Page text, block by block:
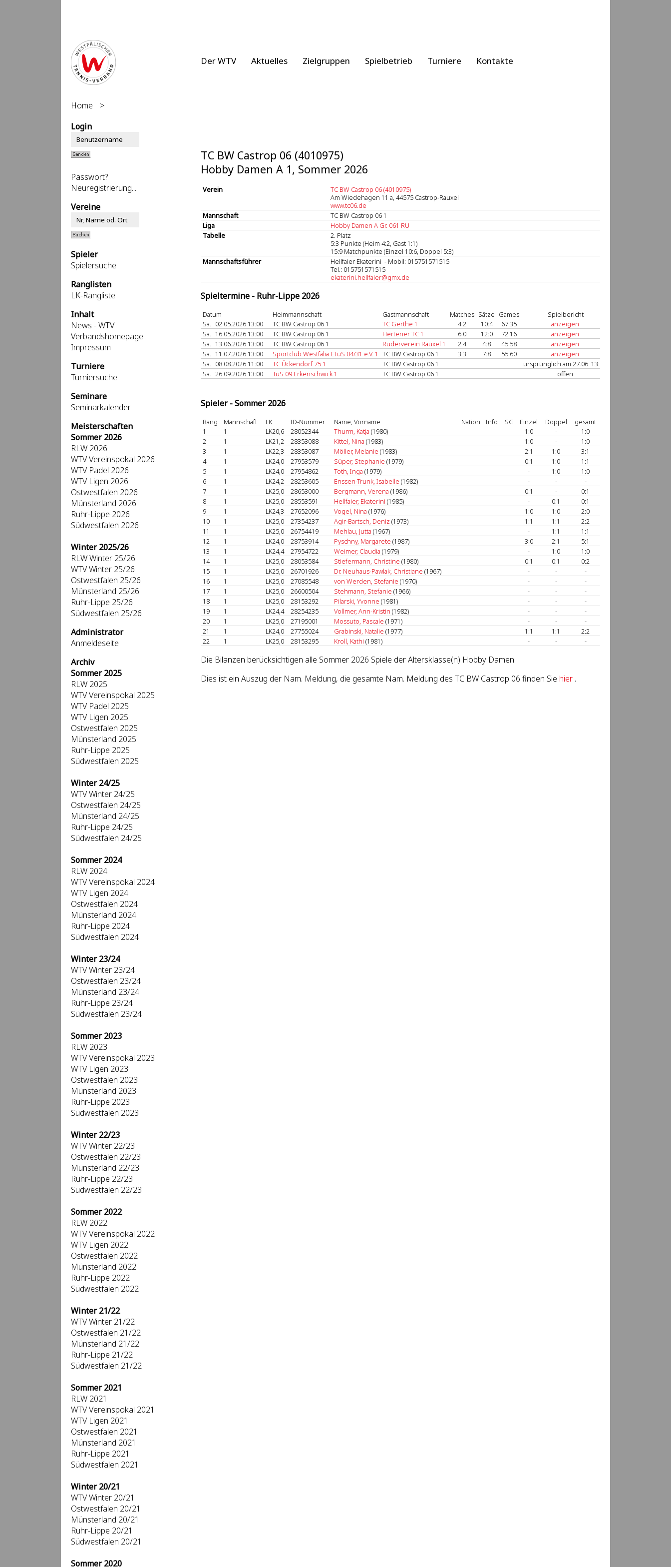
Der WTV Aktuelles Zielgruppen Spielbetrieb Turniere Kontakte
Home
>
Login
Passwort?
Neuregistrierung...
Vereine
Spieler
Spielersuche
Ranglisten
LK-Rangliste
Inhalt
News - WTV
Verbandshomepage
Impressum
Turniere
Turniersuche
Seminare
Seminarkalender
Meisterschaften
Sommer 2026
RLW 2026
WTV Vereinspokal 2026
WTV Padel 2026
WTV Ligen 2026
Ostwestfalen 2026
Münsterland 2026
Ruhr-Lippe 2026
Südwestfalen 2026
Winter 2025/26
RLW Winter 25/26
WTV Winter 25/26
Ostwestfalen 25/26
Münsterland 25/26
Ruhr-Lippe 25/26
Südwestfalen 25/26
Administrator
Anmeldeseite
Archiv
Sommer 2025
RLW 2025
WTV Vereinspokal 2025
WTV Padel 2025
WTV Ligen 2025
Ostwestfalen 2025
Münsterland 2025
Ruhr-Lippe 2025
Südwestfalen 2025
Winter 24/25
WTV Winter 24/25
Ostwestfalen 24/25
Münsterland 24/25
Ruhr-Lippe 24/25
Südwestfalen 24/25
Sommer 2024
RLW 2024
WTV Vereinspokal 2024
WTV Ligen 2024
Ostwestfalen 2024
Münsterland 2024
Ruhr-Lippe 2024
Südwestfalen 2024
Winter 23/24
WTV Winter 23/24
Ostwestfalen 23/24
Münsterland 23/24
Ruhr-Lippe 23/24
Südwestfalen 23/24
Sommer 2023
RLW 2023
WTV Vereinspokal 2023
WTV Ligen 2023
Ostwestfalen 2023
Münsterland 2023
Ruhr-Lippe 2023
Südwestfalen 2023
Winter 22/23
WTV Winter 22/23
Ostwestfalen 22/23
Münsterland 22/23
Ruhr-Lippe 22/23
Südwestfalen 22/23
Sommer 2022
RLW 2022
WTV Vereinspokal 2022
WTV Ligen 2022
Ostwestfalen 2022
Münsterland 2022
Ruhr-Lippe 2022
Südwestfalen 2022
Winter 21/22
WTV Winter 21/22
Ostwestfalen 21/22
Münsterland 21/22
Ruhr-Lippe 21/22
Südwestfalen 21/22
Sommer 2021
RLW 2021
WTV Vereinspokal 2021
WTV Ligen 2021
Ostwestfalen 2021
Münsterland 2021
Ruhr-Lippe 2021
Südwestfalen 2021
Winter 20/21
WTV Winter 20/21
Ostwestfalen 20/21
Münsterland 20/21
Ruhr-Lippe 20/21
Südwestfalen 20/21
Sommer 2020
TC BW Castrop 06 (4010975)
Hobby Damen A 1, Sommer 2026
Verein
TC BW Castrop 06 (4010975)
Am Wiedehagen 11 a, 44575 Castrop-Rauxel
www.tc06.de
Mannschaft
TC BW Castrop 06 1
Liga
Hobby Damen A Gr. 061 RU
Tabelle
2. Platz
5:3 Punkte (Heim 4:2, Gast 1:1)
15:9 Matchpunkte (Einzel 10:6, Doppel 5:3)
Mannschaftsführer
Hellfaier Ekaterini - Mobil: 015751571515
Tel.: 015751571515
ekaterini.hellfaier@gmx.de
Spieltermine - Ruhr-Lippe 2026
Datum Heimmannschaft Gastmannschaft Matches Sätze Games
Spielbericht
Sa. 02.05.2026 13:00 TC BW Castrop 06 1 TC Gerthe 1 4:2 10:4 67:35
anzeigen
Sa. 16.05.2026 13:00 TC BW Castrop 06 1 Hertener TC 1 6:0 12:0 72:16
anzeigen
Sa. 13.06.2026 13:00 TC BW Castrop 06 1 Ruderverein Rauxel 1 2:4 4:8 45:58
anzeigen
Sa. 11.07.2026 13:00 Sportclub Westfalia ETuS 04/31 e.V. 1 TC BW Castrop 06 1 3:3 7:8 55:60
anzeigen
Sa. 08.08.2026 11:00 TC Ückendorf 75 1 TC BW Castrop 06 1
ursprünglich am 27.06. 13:00
Sa. 26.09.2026 13:00 TuS 09 Erkenschwick 1 TC BW Castrop 06 1 offen
Spieler - Sommer 2026
Rang Mannschaft LK ID-Nummer Name, Vorname Nation Info SG Einzel Doppel
gesamt
1
1 LK20,6 28052344 Thurm, Katja (1980) 1:0 -
1:0
2
1 LK21,2 28353088 Kittel, Nina (1983) 1:0 -
1:0
3
1 LK22,3 28353087 Möller, Melanie (1983) 2:1 1:0
3:1
4
1 LK24,0 27953579 Süper, Stephanie (1979) 0:1 1:0
1:1
5
1 LK24,0 27954862 Toth, Inga (1979) - 1:0
1:0
6
1 LK24,2 28253605 Enssen-Trunk, Isabelle (1982) - -
-
7
1 LK25,0 28653000 Bergmann, Verena (1986) 0:1 -
0:1
8
1 LK25,0 28553591 Hellfaier, Ekaterini (1985) - 0:1
0:1
9
1 LK24,3 27652096 Vogel, Nina (1976) 1:0 1:0
2:0
10
1 LK25,0 27354237 Agir-Bartsch, Deniz (1973) 1:1 1:1
2:2
11
1 LK25,0 26754419 Mehlau, Jutta (1967) - 1:1
1:1
12
1 LK24,0 28753914 Pyschny, Margarete (1987) 3:0 2:1
5:1
13
1 LK24,4 27954722 Weimer, Claudia (1979) - 1:0
1:0
14
1 LK25,0 28053584 Stiefermann, Christine (1980) 0:1 0:1
0:2
15
1 LK25,0 26701926 Dr. Neuhaus-Pawlak, Christiane (1967) - -
-
16
1 LK25,0 27085548 von Werden, Stefanie (1970) - -
-
17
1 LK25,0 26600504 Stehmann, Stefanie (1966) - -
-
18
1 LK25,0 28153292 Pilarski, Yvonne (1981) - -
-
19
1 LK24,4 28254235 Vollmer, Ann-Kristin (1982) - -
-
20
1 LK25,0 27195001 Mossuto, Pascale (1971) - -
-
21
1 LK24,0 27755024 Grabinski, Natalie (1977) 1:1 1:1
2:2
22
1 LK25,0 28153295 Kroll, Kathi (1981) - - -
Die Bilanzen berücksichtigen alle Sommer 2026 Spiele der Altersklasse(n) Hobby Damen.
Dies ist ein Auszug der Nam. Meldung, die gesamte Nam. Meldung des TC BW Castrop 06 finden Sie hier .